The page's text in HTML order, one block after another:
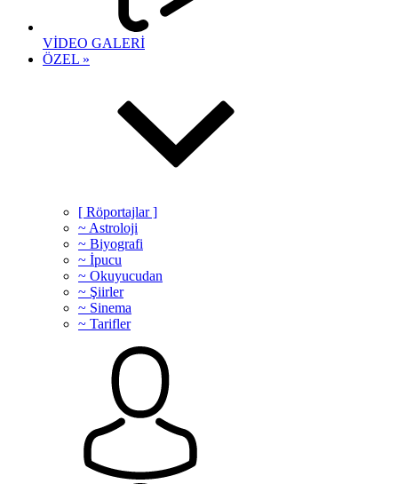
VİDEO GALERİ
ÖZEL »
[ Röportajlar ]
~ Astroloji
~ Biyografi
~ İpucu
~ Okuyucudan
~ Şiirler
~ Sinema
~ Tarifler